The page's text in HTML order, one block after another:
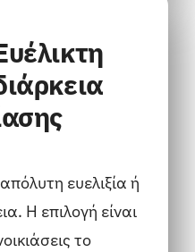
ευελιξία ή
Η επιλογή είναι
το